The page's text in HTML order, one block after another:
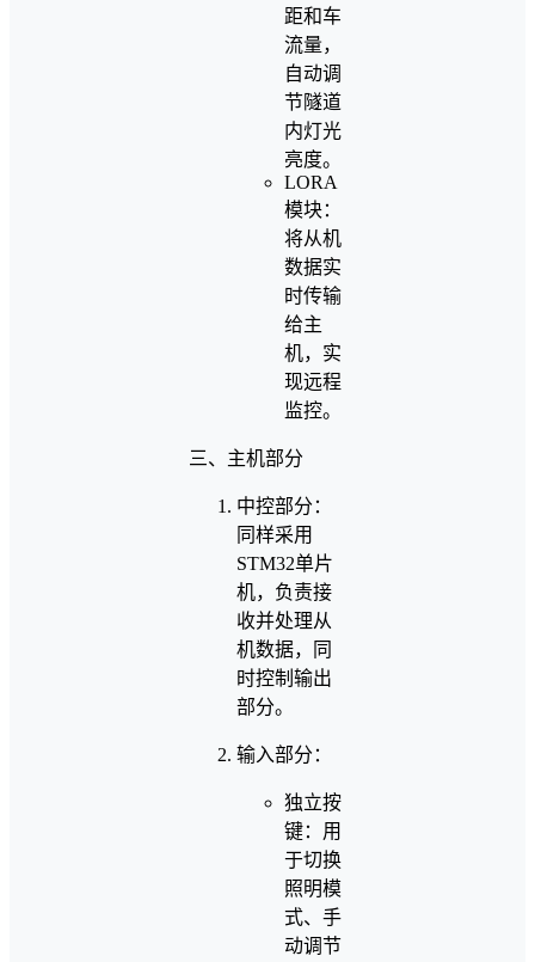
距和车
流量，
自动调
节隧道
内灯光
亮度。
LORA
模块：
将从机
数据实
时传输
给主
机，实
现远程
监控。
三、主机部分
中控部分：
同样采用
STM32单片
机，负责接
收并处理从
机数据，同
时控制输出
部分。
输入部分：
独立按
键：用
于切换
照明模
式、手
动调节